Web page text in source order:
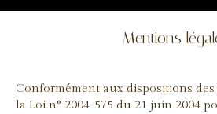
Mentions
Conformément aux dispositions
la Loi n° 2004-575 du 21 juin 2004